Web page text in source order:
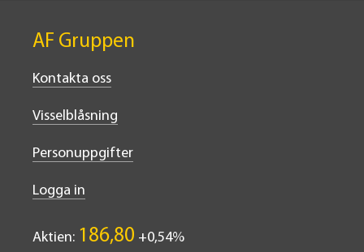
AF Gruppen
Kontakta oss
Visselblåsning
Personuppgifter
Logga in
Aktien: 186,80 0,54%